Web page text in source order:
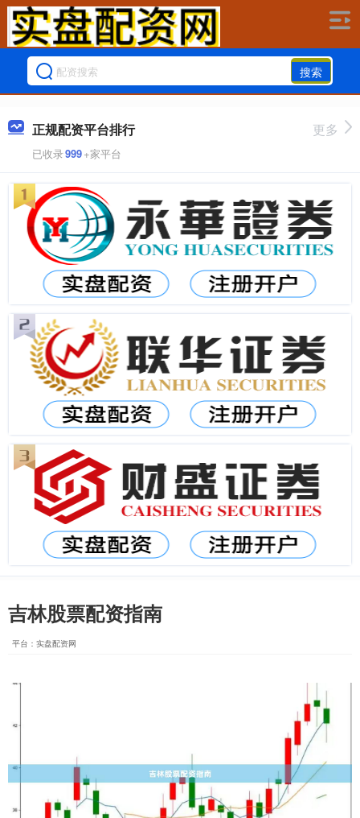
搜索
正规配资平台排行
已收录999+家平台
更多
吉林股票配资指南
平台：实盘配资网